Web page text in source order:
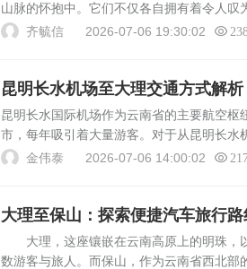
山脉的怀抱中。它们不仅各自拥有着令人叹
的旅行目的地。本文将带您踏上一段从香格
齐毓信 2026-07-06 19:30:02
昆明长水机场至大理交通方式解析
昆明长水国际机场作为云南省的主要航空
市，每年吸引着大量游客。对于从昆明长水
文将基于实际数据与个人体验，详细分析从
金伟泰 2026-07-06 14:00:02
大理至保山：探索便捷汽车旅行
大理，这座镶嵌在云南高原上的明珠，
数游客与旅人。而保山，作为云南省西北部